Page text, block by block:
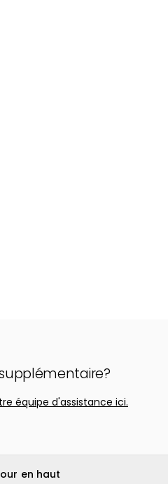
équipe d'assistance ici.
en haut